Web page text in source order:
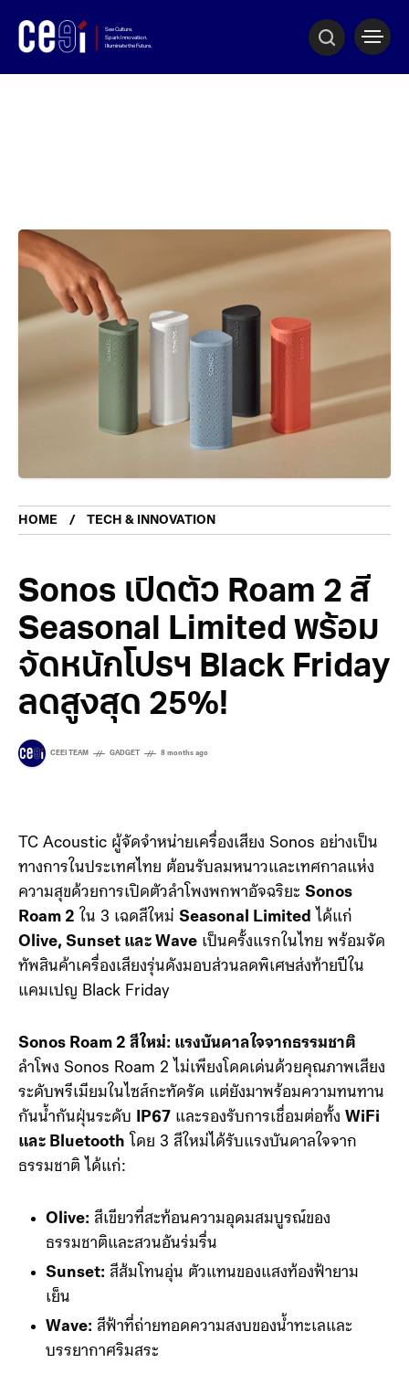
HOME TECH & INNOVATION
Sonos เปิดตัว Roam 2 สี
Seasonal Limited พร้อม
จัดหนักโปรฯ Black Friday
ลดสูงสุด 25%!
CEEI TEAM GADGET 8 months ago
TC Acoustic ผู้จัดจำหน่ายเครื่องเสียง Sonos อย่างเป็น
ทางการในประเทศไทย ต้อนรับลมหนาวและเทศกาลแห่ง
ความสุขด้วยการเปิดตัวลำโพงพกพาอัจฉริยะ Sonos
Roam 2 ใน 3 เฉดสีใหม่ Seasonal Limited ได้แก่
Olive, Sunset และ Wave เป็นครั้งแรกในไทย พร้อมจัด
ทัพสินค้าเครื่องเสียงรุ่นดังมอบส่วนลดพิเศษส่งท้ายปีใน
แคมเปญ Black Friday
Sonos Roam 2 สีใหม่: แรงบันดาลใจจากธรรมชาติ
ลำโพง Sonos Roam 2 ไม่เพียงโดดเด่นด้วยคุณภาพเสียง
ระดับพรีเมียมในไซส์กะทัดรัด แต่ยังมาพร้อมความทนทาน
กันน้ำกันฝุ่นระดับ IP67 และรองรับการเชื่อมต่อทั้ง WiFi
และ Bluetooth โดย 3 สีใหม่ได้รับแรงบันดาลใจจาก
ธรรมชาติ ได้แก่:
Olive: สีเขียวที่สะท้อนความอุดมสมบูรณ์ของ
ธรรมชาติและสวนอันร่มรื่น
Sunset: สีส้มโทนอุ่น ตัวแทนของแสงท้องฟ้ายาม
เย็น
Wave: สีฟ้าที่ถ่ายทอดความสงบของน้ำทะเลและ
บรรยากาศริมสระ